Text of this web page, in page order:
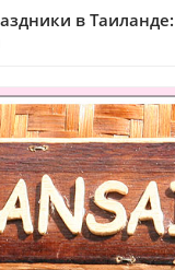
в